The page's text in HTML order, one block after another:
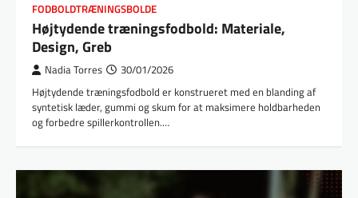
FODBOLDTRÆNINGSBOLDE
Højtydende træningsfodbold: Materiale,
Design, Greb
Nadia Torres 30/01/2026
Højtydende træningsfodbold er konstrueret med en blanding af
syntetisk læder, gummi og skum for at maksimere holdbarheden
og forbedre spillerkontrollen.…